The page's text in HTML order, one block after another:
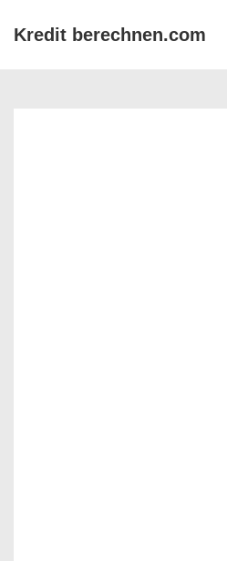
ZumKredit berechnen.com